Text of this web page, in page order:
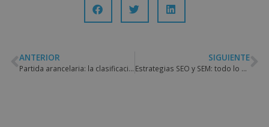
ANTERIOR
Partida arancelaria: la clasificación del comercio exterior
SIGUIENTE
Estrategias SEO y SEM: todo lo que necesitas para posicionar tu web